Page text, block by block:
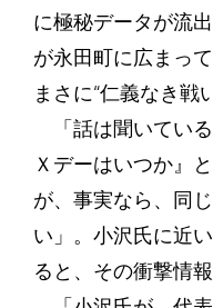
に極秘データが流
が永田町に広まっ
まさに“仁義なき戦
「話は聞いている
Ｘデーはいつか』
が、事実なら、同
い」。小沢氏に近
ると、その衝撃情